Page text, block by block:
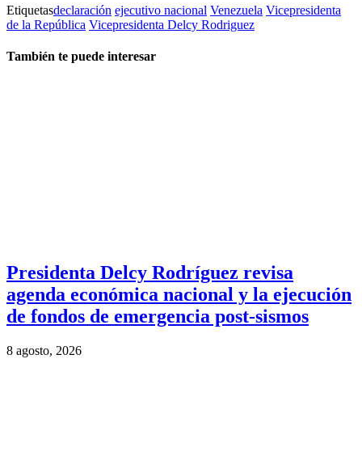
Etiquetasdeclaración ejecutivo nacional Venezuela Vicepresidenta
de la República Vicepresidenta Delcy Rodriguez
También te puede interesar
Presidenta Delcy Rodríguez revisa
agenda económica nacional y la ejecución
de fondos de emergencia post-sismos
8 agosto, 2026